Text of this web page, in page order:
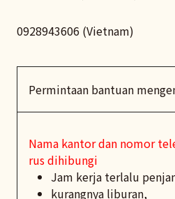
0928943606 (Vietnam)
Permintaan bantuan
Nama kantor dan nomor
rus dihibungi
Jam kerja terlalu
kurangnya liburan,